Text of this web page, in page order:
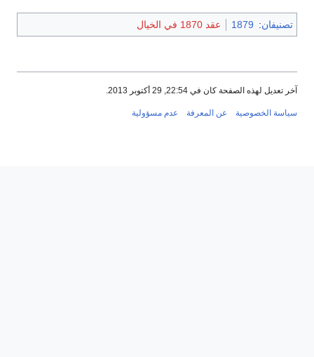
تصنيفان:
1879 عقد 1870 في الخيال
آخر تعديل لهذه الصفحة كان في 22:54, 29 أكتوبر 2013.
سياسة الخصوصية عن المعرفة عدم مسؤولية